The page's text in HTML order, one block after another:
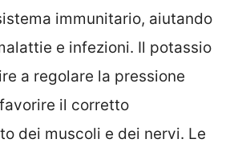
immunitario, aiutando
e infezioni. Il potassio
a regolare la pressione
il corretto
dei muscoli e dei nervi. Le